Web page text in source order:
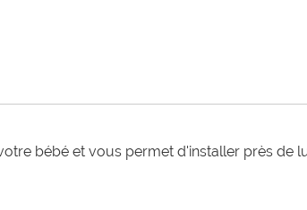
bébé et vous permet d'installer près de